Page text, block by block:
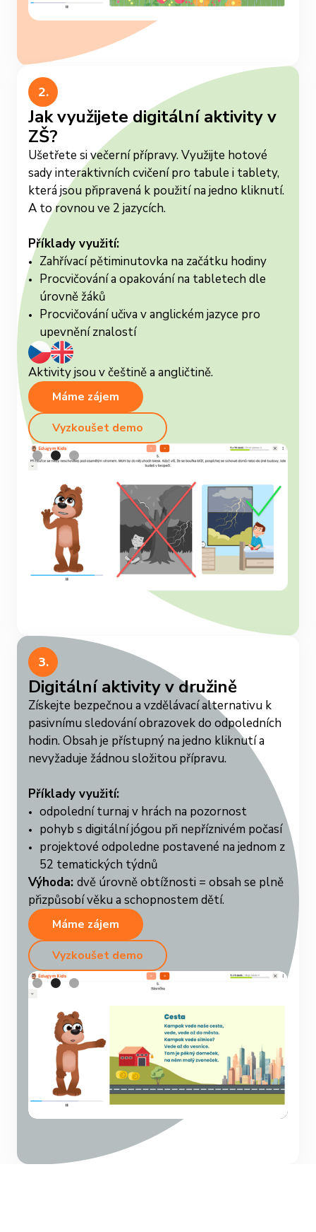
2.
Jak využijete digitální aktivity v
ZŠ?
Ušetřete si večerní přípravy. Využijte hotové
sady interaktivních cvičení pro tabule i tablety,
která jsou připravená k použití na jedno kliknutí.
A to rovnou ve 2 jazycích.
Příklady využití:
Zahřívací pětiminutovka na začátku hodiny
Procvičování a opakování na tabletech dle
úrovně žáků
Procvičování učiva v anglickém jazyce pro
upevnění znalostí
Aktivity jsou v češtině a angličtině.
Máme zájem
Vyzkoušet demo
3.
Digitální aktivity v družině
Získejte bezpečnou a vzdělávací alternativu k
pasivnímu sledování obrazovek do odpoledních
hodin. Obsah je přístupný na jedno kliknutí a
nevyžaduje žádnou složitou přípravu.
Příklady využití:
odpolední turnaj v hrách na pozornost
pohyb s digitální jógou při nepříznivém počasí
projektové odpoledne postavené na jednom z
52 tematických týdnů
Výhoda: dvě úrovně obtížnosti = obsah se plně
přizpůsobí věku a schopnostem dětí.
Máme zájem
Vyzkoušet demo